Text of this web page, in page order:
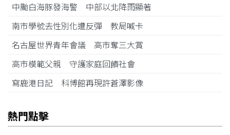
中颱白海豚發海警 中部以北降雨顯著
南市學號去性別化遭反彈 教局喊卡
名古屋世界青年會議 高市奪三大賞
高市模範父親 守護家庭回饋社會
寫鹿港日記 科博館再現許蒼澤影像
熱門點擊